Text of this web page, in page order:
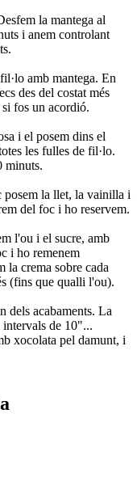
la mantega al
i anem controlant
amb mantega. En
des del costat més
fos un acordió.
i el posem dins el
les fulles de fil·lo.
minuts.
posem la llet, la vainilla i
del foc i ho reservem.
l'ou i el sucre, amb
i ho remenem
la crema sobre cada
(fins que qualli l'ou).
dels acabaments. La
intervals de 10"...
xocolata pel damunt, i